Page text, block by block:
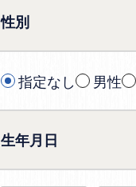
性別
指定なし 男性
生年月日